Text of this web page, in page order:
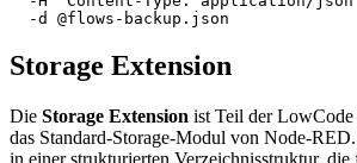
  -d
@flows-backup.json
Storage Extension
Die Storage Extension ist Teil der LowCode
das Standard-Storage-Modul von Node-